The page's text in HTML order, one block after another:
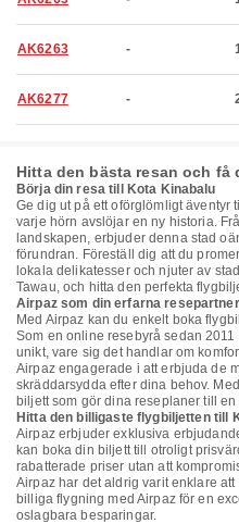
AK6263 -
AK6277 -
Hitta den bästa resan och
Börja din resa till Kota Kinabalu
Ge dig ut på ett oförglömligt
varje hörn avslöjar en ny historia.
landskapen, erbjuder denna stad
förundran. Föreställ dig att du
lokala delikatesser och njuter av
Tawau, och hitta den perfekta
Airpaz som din erfarna resepartner
Med Airpaz kan du enkelt boka
Som en online resebyrå sedan
unikt, vare sig det handlar om
Airpaz engagerade i att erbjuda de
skräddarsydda efter dina behov.
biljett som gör dina reseplaner till
Hitta den billigaste flygbiljetten till
Airpaz erbjuder exklusiva
kan boka din biljett till otroligt
rabatterade priser utan att
Airpaz har det aldrig varit enklare
billiga flygning med Airpaz för en
oslagbara besparingar.